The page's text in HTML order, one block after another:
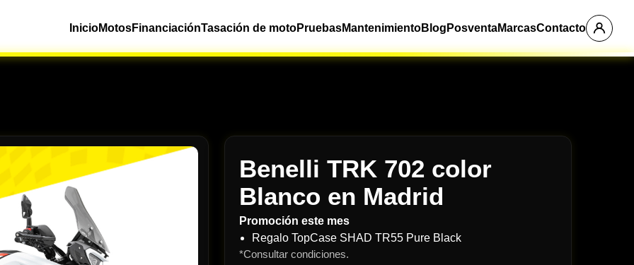
InicioMotosFinanciaciónTasación de motoPruebasMantenimientoBlog PosventaMarcasContacto
Benelli TRK 702 color
Blanco en Madrid
Promoción este mes
Regalo TopCase SHAD TR55 Pure Black
*Consultar condiciones.